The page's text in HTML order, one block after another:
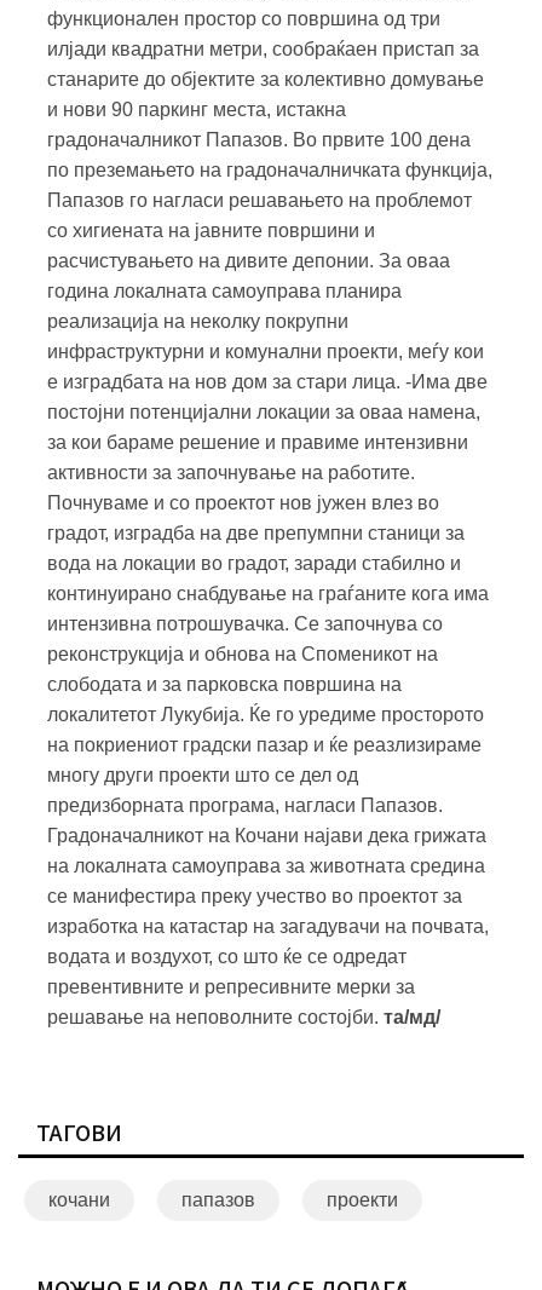
функционален простор со површина од три
илјади квадратни метри, сообраќаен пристап за
станарите до објектите за колективно домување
и нови 90 паркинг места, истакна
градоначалникот Папазов. Во првите 100 дена
по преземањето на градоначалничката функција,
Папазов го нагласи решавањето на проблемот
со хигиената на јавните површини и
расчистувањето на дивите депонии. За оваа
година локалната самоуправа планира
реализација на неколку покрупни
инфраструктурни и комунални проекти, меѓу кои
е изградбата на нов дом за стари лица. -Има две
постојни потенцијални локации за оваа намена,
за кои бараме решение и правиме интензивни
активности за започнување на работите.
Почнуваме и со проектот нов јужен влез во
градот, изградба на две препумпни станици за
вода на локации во градот, заради стабилно и
континуирано снабдување на граѓаните кога има
интензивна потрошувачка. Се започнува со
реконструкција и обнова на Споменикот на
слободата и за парковска површина на
локалитетот Лукубија. Ќе го уредиме просторото
на покриениот градски пазар и ќе реазлизираме
многу други проекти што се дел од
предизборната програма, нагласи Папазов.
Градоначалникот на Кочани најави дека грижата
на локалната самоуправа за животната средина
се манифестира преку учество во проектот за
изработка на катастар на загадувачи на почвата,
водата и воздухот, со што ќе се одредат
превентивните и репресивните мерки за
решавање на неповолните состојби. та/мд/
ТАГОВИ
кочани папазов проекти